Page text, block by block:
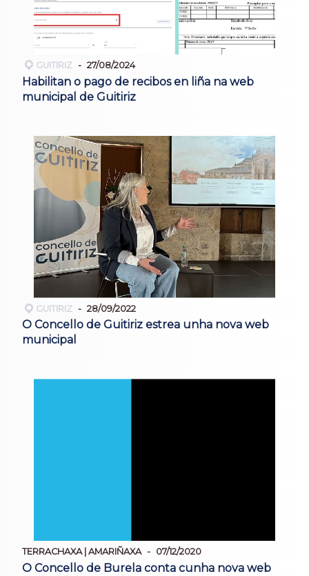
GUITIRIZ 27/08/2024
Habilitan o pago de recibos en liña na web
municipal de Guitiriz
GUITIRIZ 28/09/2022
O Concello de Guitiriz estrea unha nova web
municipal
TERRACHAXA | AMARIÑAXA 07/12/2020
O Concello de Burela conta cunha nova web